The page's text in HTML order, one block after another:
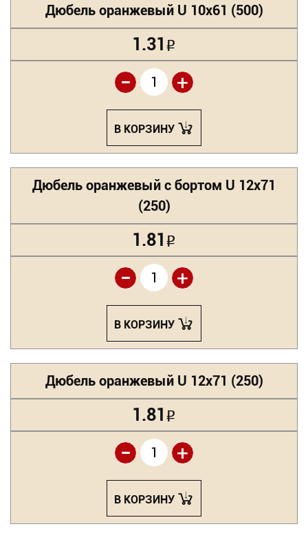
Дюбель оранжевый U 10х61 (500)
1.31 Р
+
-
В КОРЗИНУ
Дюбель оранжевый с бортом U 12х71
(250)
1.81 Р
+
-
В КОРЗИНУ
Дюбель оранжевый U 12х71 (250)
1.81 Р
+
-
В КОРЗИНУ